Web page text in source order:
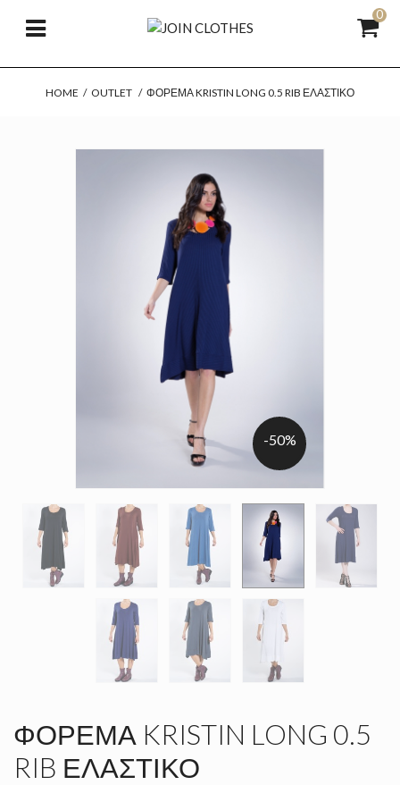
0
HOME / OUTLET / ΦΌΡΕΜΑ KRISTIN LONG 0.5 RIB ΕΛΑΣΤΙΚΌ
-50%
ΦΌΡΕΜΑ KRISTIN LONG 0.5
RIB ΕΛΑΣΤΙΚΌ